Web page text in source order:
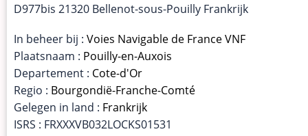
D977bis 21320 Bellenot-sous-Pouilly Frankrijk
In beheer bij : Voies Navigable de France VNF
Plaatsnaam : Pouilly-en-Auxois
Departement : Cote-d'Or
Regio : Bourgondië-Franche-Comté
Gelegen in land : Frankrijk
ISRS : FRXXXVB032LOCKS01531